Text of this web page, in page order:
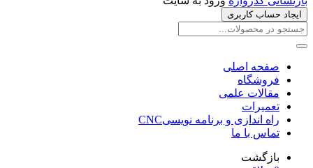
ایجاد حساب کاربری
صفحه اصلی
فروشگاه
مقالات علمی
تعمیرات
راه اندازی و برنامه نویسیCNC
تماس با ما
بازگشت